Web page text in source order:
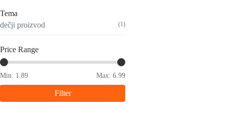
Tema
dečji proizvod
(1)
Price Range
Min: 1.89 Max: 6.99
Filter